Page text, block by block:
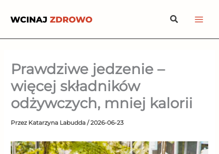
Szukaj
Prawdziwe jedzenie –
więcej składników
odżywczych, mniej kalorii
Przez Katarzyna Labudda/2026-06-23